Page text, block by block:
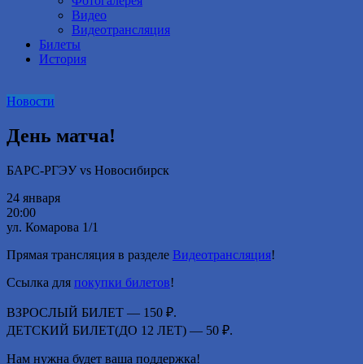
Видео
Видеотрансляция
Билеты
История
Новости
День матча!
БАРС-РГЭУ ️vs Новосибирск
24 января
20:00
ул. Комарова 1/1
Прямая трансляция в разделе Видеотрансляция!
Ссылка для покупки билетов!
ВЗРОСЛЫЙ БИЛЕТ — 150 ₽.
ДЕТСКИЙ БИЛЕТ(ДО 12 ЛЕТ) — 50 ₽.
Нам нужна будет ваша поддержка!